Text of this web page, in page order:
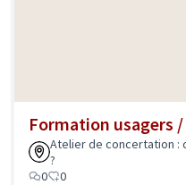
Formation usagers
Atelier de concertation :
?
0
0